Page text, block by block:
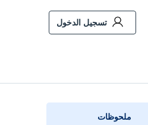
تسجيل الدخول
ملحوظات